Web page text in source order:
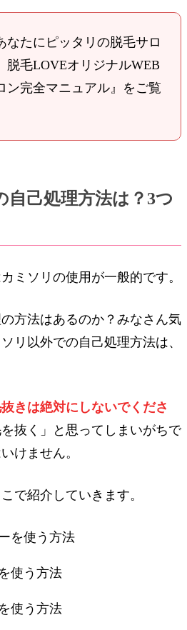
たにピッタリの脱毛サロ
脱毛LOVEオリジナルWEB
ン完全マニュアル』をご覧
自己処理方法は？3つ
ミソリの使用が一般的です。
方法はあるのか？みなさん気
リ以外での自己処理方法は、
きは絶対にしないでくださ
抜く」と思ってしまいがちで
けません。
で紹介していきます。
を使う方法
使う方法
使う方法